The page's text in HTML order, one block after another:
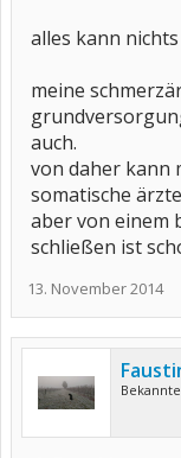
alles kann nichts
meine
auch.
von daher kann
somatische
aber von einem
schließen ist
13. November 2014